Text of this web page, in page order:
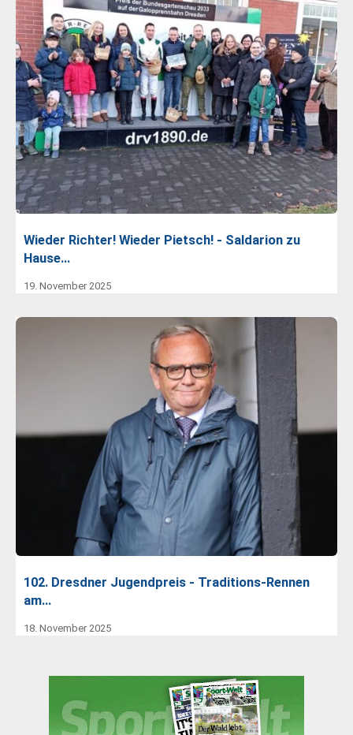
Wieder Richter! Wieder Pietsch! - Saldarion zu
Hause…
19. November 2025
102. Dresdner Jugendpreis - Traditions-Rennen
am…
18. November 2025